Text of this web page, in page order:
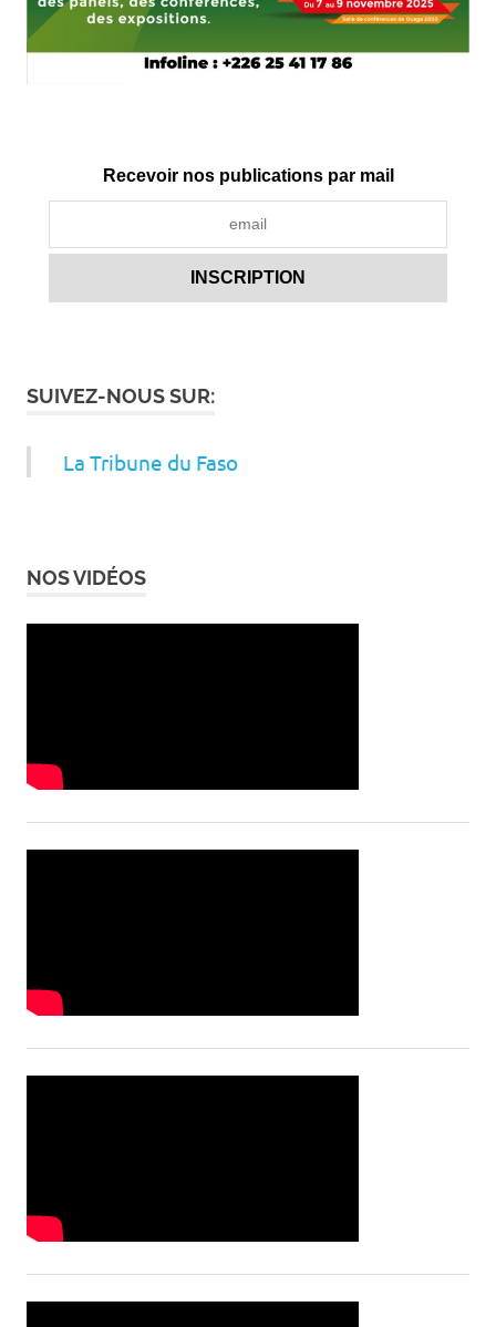
Recevoir nos publications par mail
SUIVEZ-NOUS SUR:
La Tribune du Faso
NOS VIDÉOS